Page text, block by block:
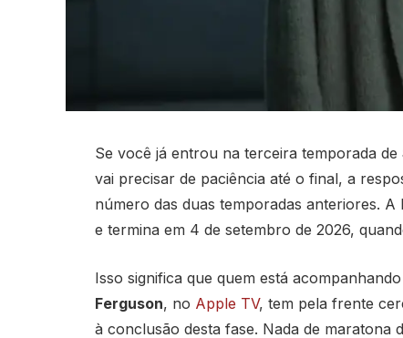
Se você já entrou na terceira temporada de
vai precisar de paciência até o final, a
número das duas temporadas anteriores.
e termina em 4 de setembro de 2026,
Isso significa que quem está
Ferguson, no Apple TV, tem pela frente
à conclusão desta fase. Nada de maratona